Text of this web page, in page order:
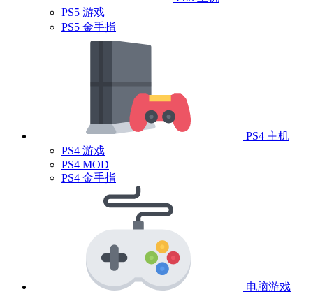
PS5 游戏
PS5 金手指
PS4 主机
PS4 游戏
PS4 MOD
PS4 金手指
电脑游戏